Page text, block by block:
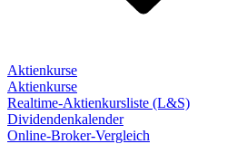
Aktienkurse
Aktienkurse
Realtime-Aktienkursliste (L&S)
Dividendenkalender
Online-Broker-Vergleich